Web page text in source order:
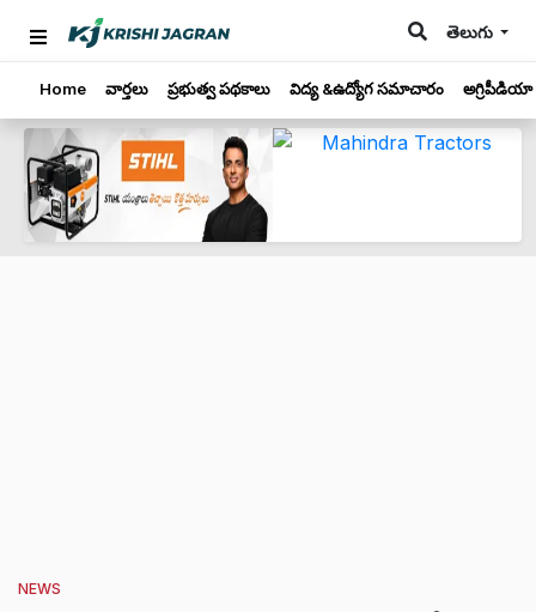
తెలుగు
Home వార్తలు ప్రభుత్వ పథకాలు విద్య &ఉద్యోగ సమాచారం అగ్రిపీడియా
NEWS